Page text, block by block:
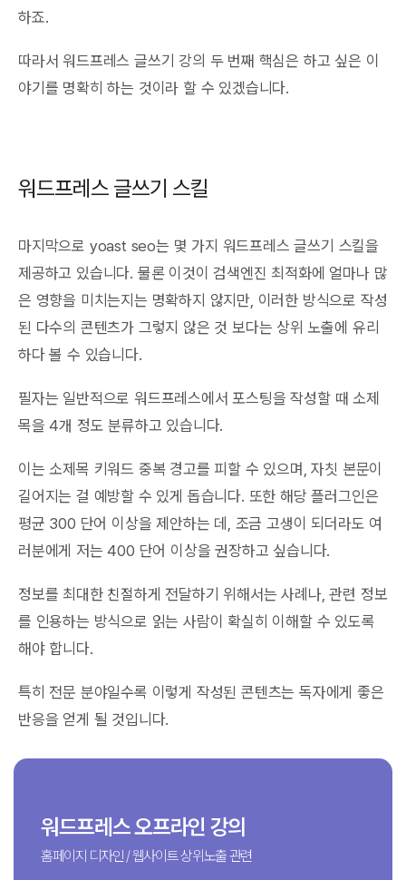
하죠.
따라서 워드프레스 글쓰기 강의 두 번째 핵심은 하고 싶은 이
야기를 명확히 하는 것이라 할 수 있겠습니다.
워드프레스 글쓰기 스킬
마지막으로 yoast seo는 몇 가지 워드프레스 글쓰기 스킬을
제공하고 있습니다. 물론 이것이 검색엔진 최적화에 얼마나 많
은 영향을 미치는지는 명확하지 않지만, 이러한 방식으로 작성
된 다수의 콘텐츠가 그렇지 않은 것 보다는 상위 노출에 유리
하다 볼 수 있습니다.
필자는 일반적으로 워드프레스에서 포스팅을 작성할 때 소제
목을 4개 정도 분류하고 있습니다.
이는 소제목 키워드 중복 경고를 피할 수 있으며, 자칫 본문이
길어지는 걸 예방할 수 있게 돕습니다. 또한 해당 플러그인은
평균 300 단어 이상을 제안하는 데, 조금 고생이 되더라도 여
러분에게 저는 400 단어 이상을 권장하고 싶습니다.
정보를 최대한 친절하게 전달하기 위해서는 사례나, 관련 정보
를 인용하는 방식으로 읽는 사람이 확실히 이해할 수 있도록
해야 합니다.
특히 전문 분야일수록 이렇게 작성된 콘텐츠는 독자에게 좋은
반응을 얻게 될 것입니다.
워드프레스 오프라인 강의
홈페이지 디자인 / 웹사이트 상위노출 관련